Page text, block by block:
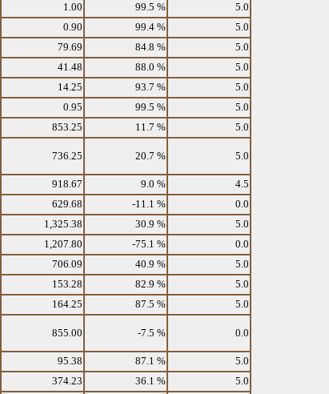
1.00 99.5 %
5.0
0.90 99.4 %
5.0
79.69 84.8 %
5.0
41.48 88.0 %
5.0
14.25 93.7 %
5.0
0.95 99.5 %
5.0
853.25 11.7 %
5.0
736.25 20.7 % 5.0
918.67 9.0 %
4.5
629.68 -11.1 %
0.0
1,325.38 30.9 %
5.0
1,207.80 -75.1 %
0.0
706.09 40.9 %
5.0
153.28 82.9 %
5.0
164.25 87.5 %
5.0
855.00 -7.5 % 0.0
95.38 87.1 %
5.0
374.23 36.1 %
5.0